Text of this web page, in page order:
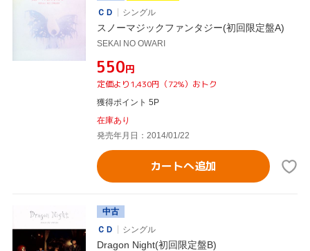
ＣＤ
シングル
スノーマジックファンタジー(初回限定盤A)
SEKAI NO OWARI
¥550円
定価より1,430円（72%）おトク
獲得ポイント 5P
在庫あり
発売年月日：2014/01/22
カートへ追加
中古
ＣＤ
シングル
Dragon Night(初回限定盤B)